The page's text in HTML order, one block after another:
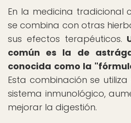
En la medicina tradicional
se combina con otras
sus efectos terapéuticos.
común es la de
conocida como la
Esta combinación se
sistema inmunológico,
mejorar la digestión.